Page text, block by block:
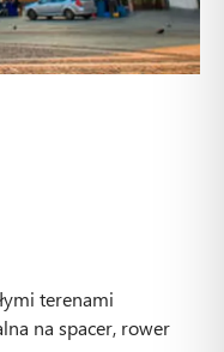
terenami
na spacer, rower